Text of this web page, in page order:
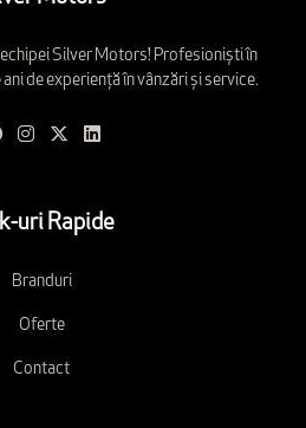
Silver Motors! Profesioniști în
de experiență în vânzări și service.
uri Rapide
Branduri
Oferte
Contact